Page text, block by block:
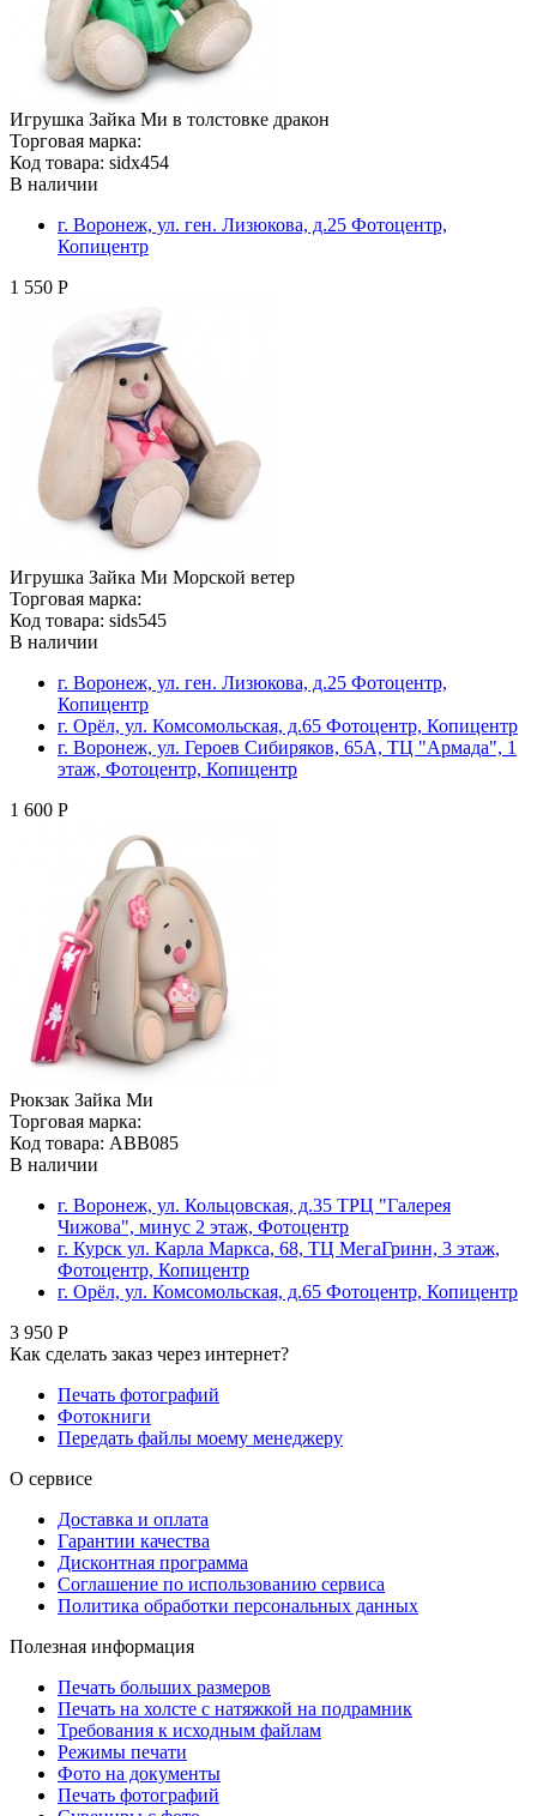
Игрушка Зайка Ми в толстовке дракон
Торговая марка:
Код товара: sidx454
В наличии
г. Воронеж, ул. ген. Лизюкова, д.25 Фотоцентр,
Копицентр
1 550 Р
Игрушка Зайка Ми Морской ветер
Торговая марка:
Код товара: sids545
В наличии
г. Воронеж, ул. ген. Лизюкова, д.25 Фотоцентр,
Копицентр
г. Орёл, ул. Комсомольская, д.65 Фотоцентр, Копицентр
г. Воронеж, ул. Героев Сибиряков, 65А, ТЦ "Армада", 1
этаж, Фотоцентр, Копицентр
1 600 Р
Рюкзак Зайка Ми
Торговая марка:
Код товара: ABB085
В наличии
г. Воронеж, ул. Кольцовская, д.35 ТРЦ "Галерея
Чижова", минус 2 этаж, Фотоцентр
г. Курск ул. Карла Маркса, 68, ТЦ МегаГринн, 3 этаж,
Фотоцентр, Копицентр
г. Орёл, ул. Комсомольская, д.65 Фотоцентр, Копицентр
3 950 Р
Как сделать заказ через интернет?
Печать фотографий
Фотокниги
Передать файлы моему менеджеру
О сервисе
Доставка и оплата
Гарантии качества
Дисконтная программа
Соглашение по использованию сервиса
Политика обработки персональных данных
Полезная информация
Печать больших размеров
Печать на холсте c натяжкой на подрамник
Требования к исходным файлам
Режимы печати
Фото на документы
Печать фотографий